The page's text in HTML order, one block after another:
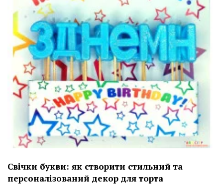
Свічки букви: як створити стильний та
персоналізований декор для торта